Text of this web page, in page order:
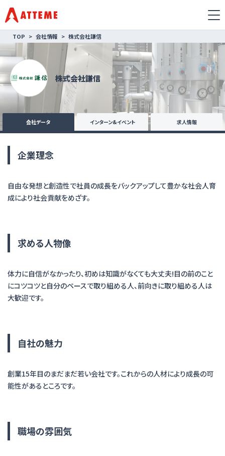
TOP 会社情報 株式会社謙信
株式会社謙信
会社データ インターン&イベント 求人情報
企業理念
自由な発想と創造性で社員の成長をバックアップして豊かな社会人育
成により社会貢献をめざす。
求める人物像
体力に自信がなかったり、初めは知識がなくても大丈夫!目の前のこと
にコツコツと自分のペースで取り組める人、前向きに取り組める人は
大歓迎です。
自社の魅力
創業15年目のまだまだ若い会社です。これからの人材により成長の可
能性があるところです。
職場の雰囲気